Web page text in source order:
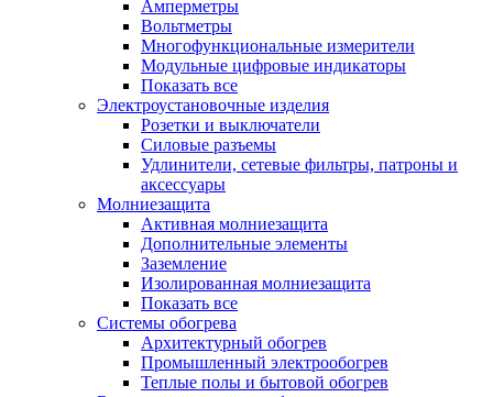
Амперметры
Вольтметры
Многофункциональные измерители
Модульные цифровые индикаторы
Показать все
Электроустановочные изделия
Розетки и выключатели
Силовые разъемы
Удлинители, сетевые фильтры, патроны и
аксессуары
Молниезащита
Активная молниезащита
Дополнительные элементы
Заземление
Изолированная молниезащита
Показать все
Системы обогрева
Архитектурный обогрев
Промышленный электрообогрев
Теплые полы и бытовой обогрев